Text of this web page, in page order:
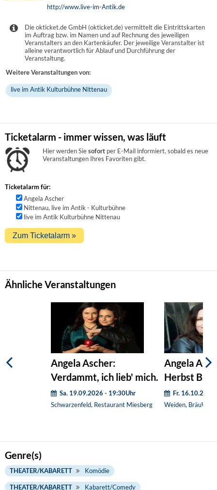
http://www.live-im-Antik.de
Die okticket.de GmbH (okticket.de) vermittelt die Eintrittskarten
im Auftrag bzw. im Namen und auf Rechnung des jeweiligen
Veranstalters an den Kartenkäufer. Der jeweilige Veranstalter ist
alleine verantwortlich für Ablauf und Durchführung der
Veranstaltung.
Weitere Veranstaltungen von:
live im Antik Kulturbühne Nittenau
Ticketalarm - immer wissen, was läuft
Hier werden Siesofort per E-Mail informiert, sobald es neue
Veranstaltungen Ihres Favoriten gibt.
Ticketalarm für:
Angela Ascher
Nittenau, live im Antik - Kulturbühne
live im Antik Kulturbühne Nittenau
Ähnliche Veranstaltungen
Angela Ascher:
Verdammt, ich lieb' mich.
Sa. 19.09.2026 - 19:30Uhr
Schwarzenfeld, Restaurant Miesberg
Angela
Herbst
Fr.
Weiden, BräuWirt
Genre(s)
THEATER/KABARETT Komödie
THEATER/KABARETT Kabarett/Comedy